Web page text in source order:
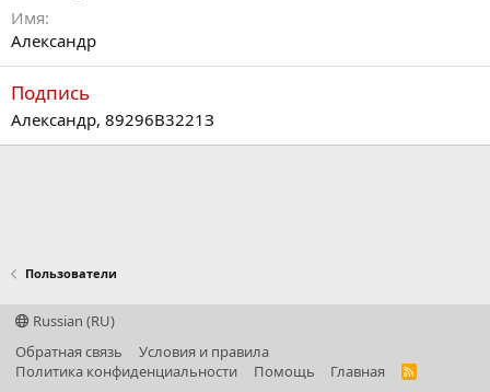
Имя
Александр
Подпись
Александр, 89296В3221З
Пользователи
Russian (RU)
Обратная связь
Условия и правила
Политика конфиденциальности
Помощь Главная
R